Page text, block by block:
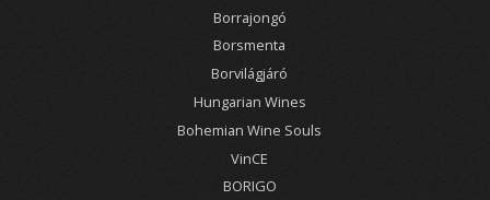
Borrajongó
Borsmenta
Borvilágjáró
Hungarian Wines
Bohemian Wine Souls
VinCE
BORIGO